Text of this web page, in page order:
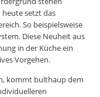
setzt das
So beispielsweise
Diese Neuheit aus
in der Küche ein
Vorgehen.
kommt bulthaup dem